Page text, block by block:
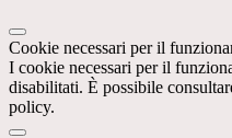
Cookie necessari per il
I cookie necessari per il
disabilitati. È possibile
policy.